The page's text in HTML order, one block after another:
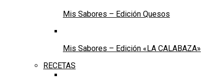
Mis Sabores – Edición Quesos
Mis Sabores – Edición «LA CALABAZA»
RECETAS